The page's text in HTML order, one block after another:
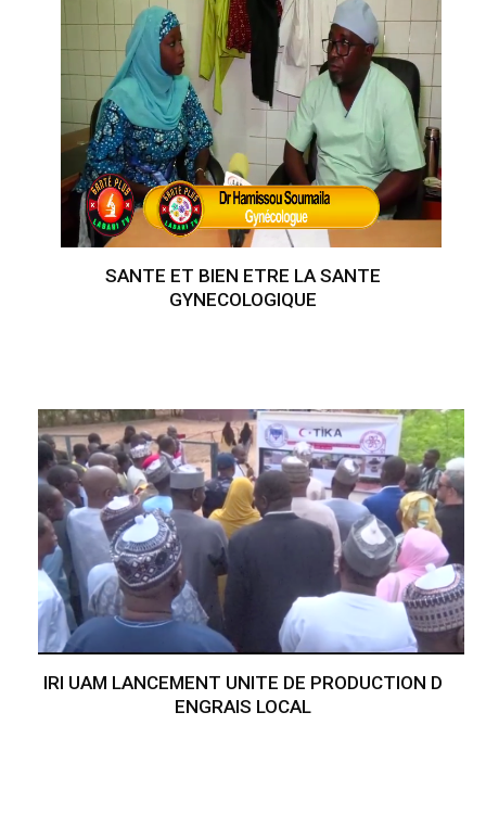
SANTE ET BIEN ETRE LA SANTE
GYNECOLOGIQUE
IRI UAM LANCEMENT UNITE DE PRODUCTION D
ENGRAIS LOCAL